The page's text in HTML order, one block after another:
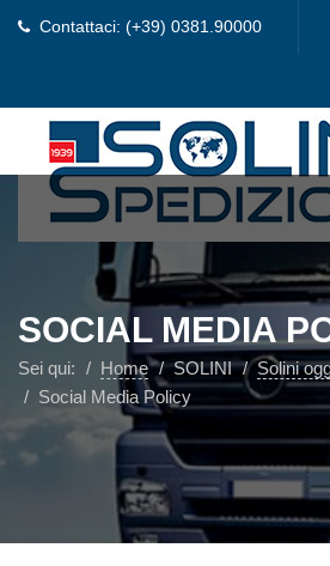
Contattaci: (+39) 0381.90000
SOCIAL MEDIA
Sei qui: Home SOLINI Solini
Social Media Policy